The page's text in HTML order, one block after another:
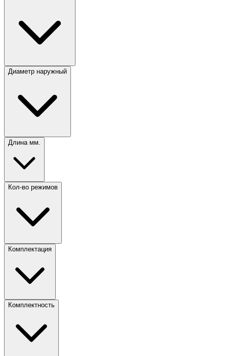
Диаметр наружный
Длина мм.
Кол-во режимов
Комплектация
Комплектность